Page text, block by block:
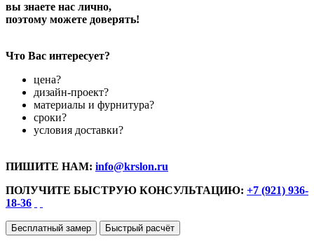
вы знаете нас лично,
поэтому можете доверять!
Что Вас интересует?
цена?
дизайн-проект?
материалы и фурнитура?
сроки?
условия доставки?
ПИШИТЕ НАМ: info@krslon.ru
ПОЛУЧИТЕ БЫСТРУЮ КОНСУЛЬТАЦИЮ: +7 (921) 936-
18-36
Бесплатный замер Быстрый расчёт